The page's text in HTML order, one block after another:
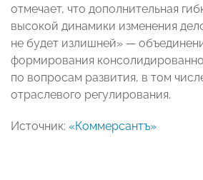
отмечает, что дополнительная
высокой динамики изменения
не будет излишней» —
формирования
по вопросам развития, в том
отраслевого регулирования.
Источник: «Коммерсантъ»